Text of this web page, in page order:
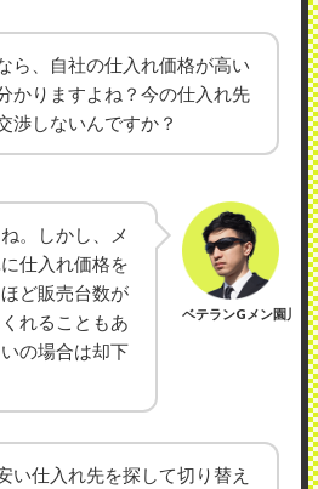
ら、自社の仕入れ価格が高い
かりますよね？今の仕入れ先
渉しないんですか？
。しかし、メ
仕入れ価格を
ど販売台数が
れることもあ
の場合は却下
ベテランGメン園川
い仕入れ先を探して切り替え